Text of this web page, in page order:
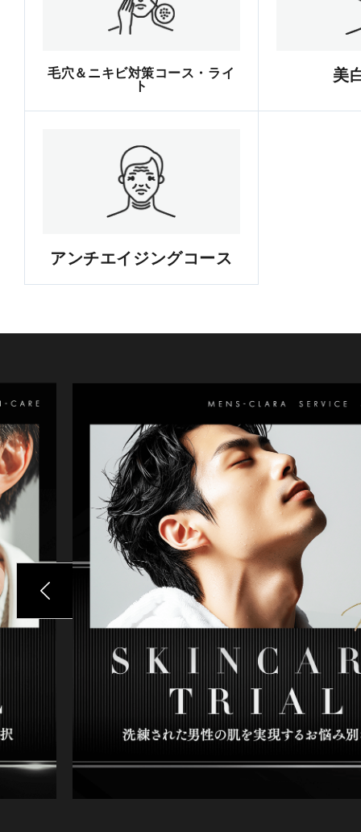
毛穴＆ニキビ対策コース・ライ
ト
美
アンチエイジングコース